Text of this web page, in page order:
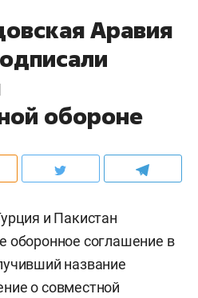
Аравия
обороне
и Пакистан
оборонное соглашение в
название
о совместной